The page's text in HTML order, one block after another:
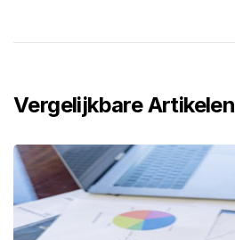
Vergelijkbare Artikelen